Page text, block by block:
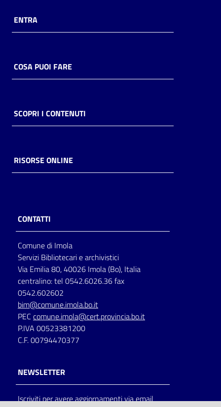
ENTRA
COSA PUOI FARE
SCOPRI I CONTENUTI
RISORSE ONLINE
CONTATTI
Comune di Imola
Servizi Bibliotecari e archivistici
Via Emilia 80, 40026 Imola (Bo), Italia
centralino: tel 0542.6026.36 fax
0542.602602
bim@comune.imola.bo.it
PEC comune.imola@cert.provincia.bo.it
P.IVA 00523381200
C.F. 00794470377
NEWSLETTER
Iscriviti per avere aggiornamenti via email